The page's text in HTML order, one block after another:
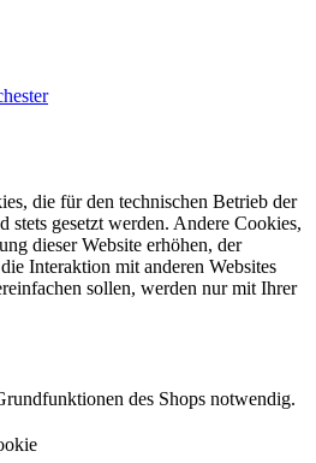
die für den technischen Betrieb der
stets gesetzt werden. Andere Cookies,
dieser Website erhöhen, der
Interaktion mit anderen Websites
sollen, werden nur mit Ihrer
des Shops notwendig.